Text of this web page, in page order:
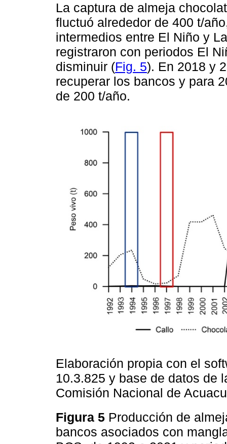
La captura de almeja
fluctuó alrededor de 400 t/
intermedios entre El Niño y
registraron con periodos El
disminuir (Fig. 5). En 2018 y
recuperar los bancos y para
de 200 t/año.
Elaboración propia con el
10.3.825 y base de datos de
Comisión Nacional de
Figura 5 Producción de
bancos asociados con